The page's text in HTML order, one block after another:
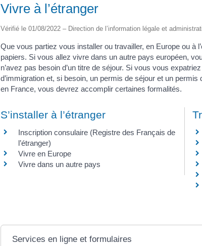
Vivre à l’étranger
Vérifié le 01/08/2022 – Direction de l’information légale et
Que vous partiez vous installer ou travailler, en Europe ou à
papiers. Si vous allez vivre dans un autre pays européen,
n’avez pas besoin d’un titre de séjour. Si vous vous
d’immigration et, si besoin, un permis de séjour et un
en France, vous devrez accomplir certaines formalités.
S’installer à l’étranger
Inscription consulaire (Registre des Français de
l’étranger)
Vivre en Europe
Vivre dans un autre pays
Services en ligne et formulaires